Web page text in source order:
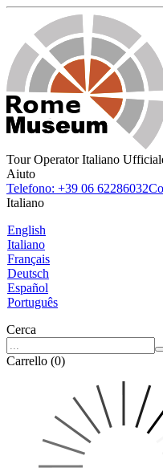
Tour Operator Italiano
Aiuto
Telefono: +39 06 62286032
Italiano
English
Italiano
Français
Deutsch
Español
Português
Cerca
Carrello (0)